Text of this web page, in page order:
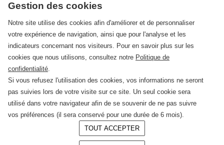
Gestion des cookies
Notre site utilise des cookies afin d'améliorer et de personnaliser
votre expérience de navigation, ainsi que pour l'analyse et les
indicateurs concernant nos visiteurs. Pour en savoir plus sur les
cookies que nous utilisons, consultez notre Politique de
confidentialité
Si vous refusez l'utilisation des cookies, vos informations ne seront
pas suivies lors de votre visite sur ce site. Un seul cookie sera
utilisé dans votre navigateur afin de se souvenir de ne pas suivre
vos préférences (il sera conservé pour une durée de 6 mois).
TOUT ACCEPTER